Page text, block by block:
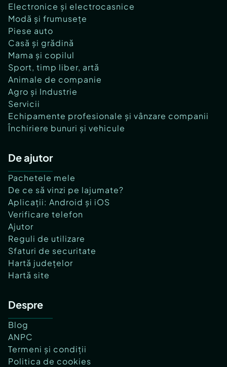
Electronice și electrocasnice
Modă și frumusețe
Piese auto
Casă și grădină
Mama și copilul
Sport, timp liber, artă
Animale de companie
Agro și Industrie
Servicii
Echipamente profesionale și vânzare companii
Închiriere bunuri și vehicule
De ajutor
Pachetele mele
De ce să vinzi pe lajumate?
Aplicații: Android și iOS
Verificare telefon
Ajutor
Reguli de utilizare
Sfaturi de securitate
Hartă județelor
Hartă site
Despre
Blog
ANPC
Termeni și condiții
Politica de cookies